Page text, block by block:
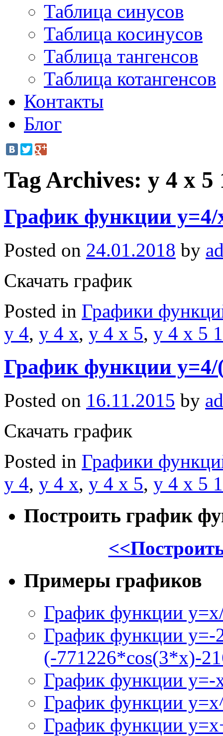
Таблица синусов
Таблица косинусов
Таблица тангенсов
Таблица котангенсов
Контакты
Блог
Tag Archives: y 4 x 5
График функции
Posted on 24.01.2018 by
Скачать график
Posted in Графики
y 4, y 4 x, y 4 x 5, y 4 x 5 1
График функции y=4/
Posted on 16.11.2015 by
Скачать график
Posted in Графики
y 4, y 4 x, y 4 x 5, y 4 x 5 1
Построить график
Примеры графиков
График функции
График функции y=-
(-771226*cos(3*x)-
График функции
График функции
График функции